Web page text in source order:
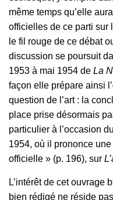
même temps qu’elle
officielles de ce parti sur
le fil rouge de ce débat
discussion se poursuit
1953 à mai 1954 de La
façon elle prépare ainsi
question de l’art : la
place prise désormais
particulier à l’occasion du
1954, où il prononce
officielle » (p. 196), sur
L’intérêt de cet ouvrage
bien rédigé ne réside